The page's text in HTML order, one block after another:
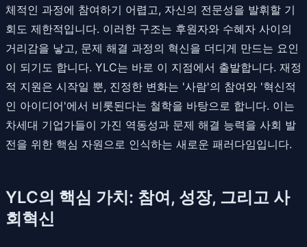
체적인 과정에 참여하기 어렵고, 자신의 전문성을 발휘할 기
회도 제한적입니다. 이러한 구조는 후원자와 수혜자 사이의
거리감을 낳고, 문제 해결 과정의 혁신을 더디게 만드는 요인
이 되기도 합니다. YLC는 바로 이 지점에서 출발합니다. 재정
적 지원은 시작일 뿐, 진정한 변화는 '사람'의 참여와 '혁신적
인 아이디어'에서 비롯된다는 철학을 바탕으로 합니다. 이는
차세대 기업가들이 가진 역동성과 문제 해결 능력을 사회 발
전을 위한 핵심 자원으로 인식하는 새로운 패러다임입니다.
YLC의 핵심 가치: 참여, 성장, 그리고 사
회혁신